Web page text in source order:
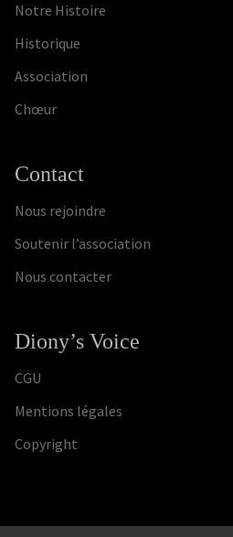
Diony’s Voice
CGU
Mentions légales
Copyright
Notre Histoire
Historique
Association
Chœur
Contact
Nous rejoindre
Soutenir l’association
Nous contacter